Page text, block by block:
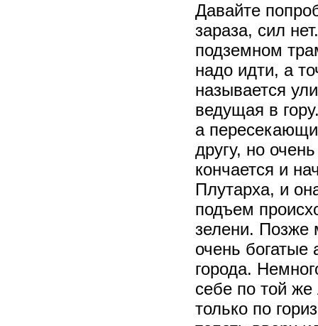
Давайте
зараза, сил
подземном
надо идти, а
называется
ведущая в
а
другу, но
кончается и
Плутарха, и
подъем
зелени. Позже
очень
города.
себе по той
только по